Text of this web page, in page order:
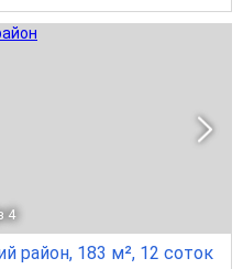
4
район, 183 м², 12 соток